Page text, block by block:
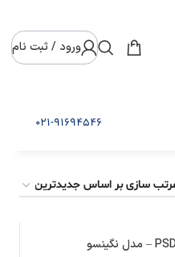
ورود / ثبت نام
021-91694546